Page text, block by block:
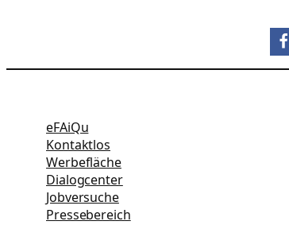
eFAiQu
Kontaktlos
Werbefläche
Dialogcenter
Jobversuche
Pressebereich